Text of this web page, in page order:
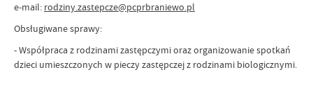
e-mail: rodziny.zastepcze@pcprbraniewo.pl
Obsługiwane sprawy:
- Współpraca z rodzinami zastępczymi oraz organizowanie spotkań
dzieci umieszczonych w pieczy zastępczej z rodzinami biologicznymi.